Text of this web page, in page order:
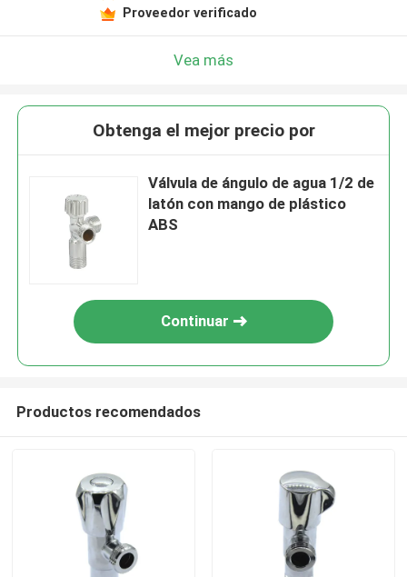
Proveedor verificado
Vea más
Obtenga el mejor precio por
Válvula de ángulo de agua 1/2 de
latón con mango de plástico
ABS
Continuar
Productos recomendados